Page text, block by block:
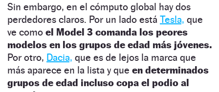
Sin embargo, en el cómputo global hay dos
perdedores claros. Por un lado está Tesla, que
ve como el Model 3 comanda los peores
modelos en los grupos de edad más jóvenes.
Por otro, Dacia, que es de lejos la marca que
más aparece en la lista y que en determinados
grupos de edad incluso copa el podio al